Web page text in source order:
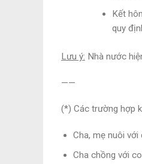
Kết
quy
Lưu ý: Nhà nước
——
(*) Các trường hợp
Cha, mẹ nuôi với
Cha chồng với